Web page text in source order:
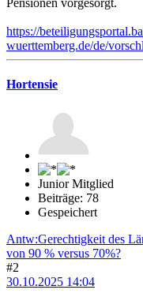
https://
wuerttemberg.de/de/
Hortensie
Junior Mitglied
Beiträge: 78
Gespeichert
Antw:Gerechtigkeit des
von 90 % versus 70%?
#2
30.10.2025 14:04